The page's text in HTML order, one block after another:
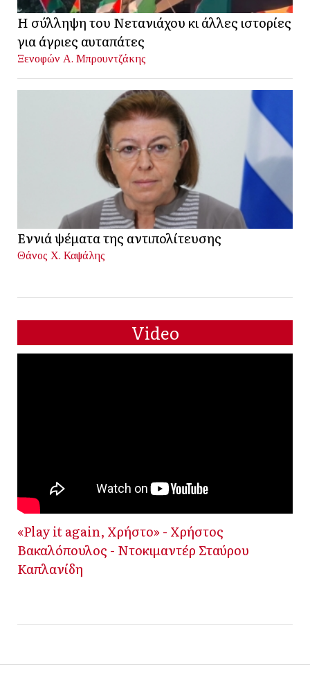
Η σύλληψη του Νετανιάχου κι άλλες ιστορίες
για άγριες αυταπάτες
Ξενοφών Α. Μπρουντζάκης
Εννιά ψέματα της αντιπολίτευσης
Θάνος Χ. Καψάλης
Video
«Play it again, Χρήστο» - Χρήστος
Βακαλόπουλος - Ντοκιμαντέρ Σταύρου
Καπλανίδη